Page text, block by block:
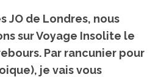
JO de Londres, nous
sur Voyage Insolite le
Par rancunier pour
je vais vous